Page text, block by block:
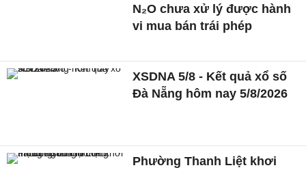
N₂O chưa xử lý được hành
vi mua bán trái phép
XSDNA 5/8 - Kết quả xổ số
Đà Nẵng hôm nay 5/8/2026
Phường Thanh Liệt khơi